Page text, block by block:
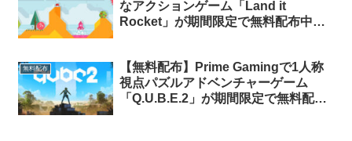
なアクションゲーム「Land it
Rocket」が期間限定で無料配布中
無料配布
【無料配布】Prime Gamingで1人称
視点パズルアドベンチャーゲーム
「Q.U.B.E.2」が期間限定で無料配布